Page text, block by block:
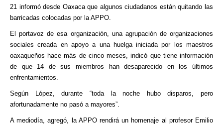
21 informó desde Oaxaca que algunos ciudadanos están quitando las
barricadas colocadas por la APPO.
El portavoz de esa organización, una agrupación de organizaciones
sociales creada en apoyo a una huelga iniciada por los maestros
oaxaqueños hace más de cinco meses, indicó que tiene información
de que 14 de sus miembros han desaparecido en los últimos
enfrentamientos.
Según López, durante “toda la noche hubo disparos, pero
afortunadamente no pasó a mayores”.
A mediodía, agregó, la APPO rendirá un homenaje al profesor Emilio